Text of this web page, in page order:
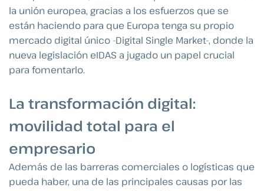
la unión europea, gracias a los esfuerzos que se
están haciendo para que Europa tenga su propio
mercado digital único -Digital Single Market-, donde la
nueva legislación eIDAS a jugado un papel crucial
para fomentarlo.
La transformación digital:
movilidad total para el
empresario
Además de las barreras comerciales o logísticas que
pueda haber, una de las principales causas por las